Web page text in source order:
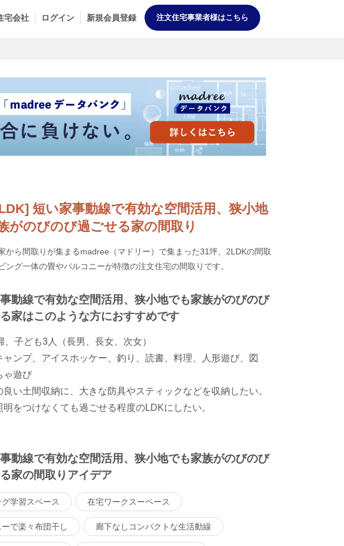
宅会社 ログイン 新規会員登録 注文住宅事業者様はこちら
短い家事動線で有効な空間活用、狭小地
がのびのび過ごせる家の間取り
から間取りが集まるmadree（マドリー）で集まった31坪、2LDKの間取
ング一体の畳やバルコニーが特徴の注文住宅の間取りです。
動線で有効な空間活用、狭小地でも家族がのびのび
家はこのような方におすすめです
、子ども3人（長男、長女、次女）
ャンプ、アイスホッケー、釣り、読書、料理、人形遊び、図
ゃ遊び
良い土間収納に、大きな防具やスティックなどを収納したい。
明をつけなくても過ごせる程度のLDKにしたい。
動線で有効な空間活用、狭小地でも家族がのびのび
家の間取りアイデア
学習スペース 在宅ワークスーペース
で楽々布団干し 廊下なしコンパクトな生活動線